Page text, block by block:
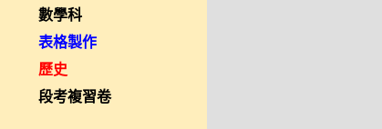
數學科
表格製作
歷史
段考複習卷